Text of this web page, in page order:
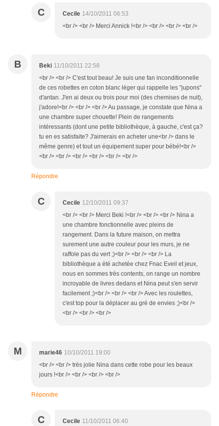
C Cecile 14/10/2011 06:53
<br /> <br /> Merci Annick !<br /> <br /> <br /> <br />
B Beki 11/10/2011 22:58
<br /> <br /> C'est tout beau! Je suis une fan inconditionnelle
de ces robettes en coton blanc léger qui rappelle les "jupons"
d'antan. J'en ai deux ou trois pour moi (des chemises de nuit),
j'adore!<br /> <br /> <br /> Au passage, je constate que Nina a
une chambre super chouette! Plein de rangements
intéressants (dont une petite bibliothèque, à gauche, c'est ça?
tu en es satisfaite? J'aimerais en acheter une<br /> dans le
même genre) et tout un équipement super pour bébé!<br />
<br /> <br /> <br /> <br /> <br /> <br />
Répondre
C Cecile 12/10/2011 09:37
<br /> <br /> Merci Beki !<br /> <br /> <br /> Nina a
une chambre fonctionnelle avec pleins de
rangement. Dans la future maison, on mettra
surement une autre couleur pour les murs, je ne
raffole pas du vert ;)<br /> <br /> <br /> La
bibliothèque a été achetée chez Fnac Eveil et jeux,
nous en sommes très contents, on range un nombre
incroyable de livres dedans et Nina peut s'en servir
facilement ;)<br /> <br /> <br /> Avec les roulettes,
c'est top pour la déplacer au gré de envies ;)<br />
<br /> <br /> <br />
M marie46 10/10/2011 19:00
<br /> <br /> très jolie Nina dans cette robe pour les beaux
jours !<br /> <br /> <br /> <br />
Répondre
C Cecile 11/10/2011 06:40